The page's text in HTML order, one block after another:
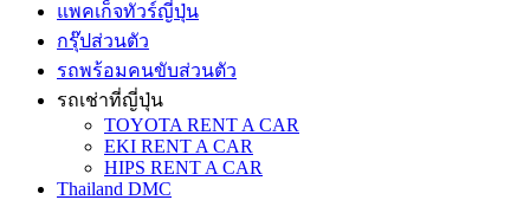
แพคเก็จทัวร์ญี่ปุ่น
กรุ๊ปส่วนตัว
รถพร้อมคนขับส่วนตัว
รถเช่าที่ญี่ปุ่น
TOYOTA RENT A CAR
EKI RENT A CAR
HIPS RENT A CAR
Thailand DMC